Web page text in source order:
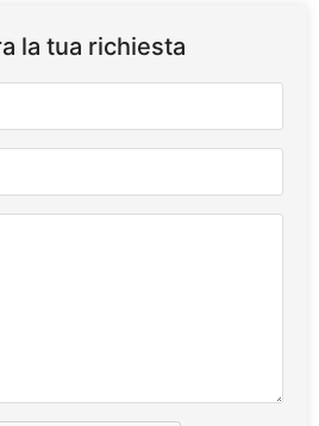
la tua richiesta